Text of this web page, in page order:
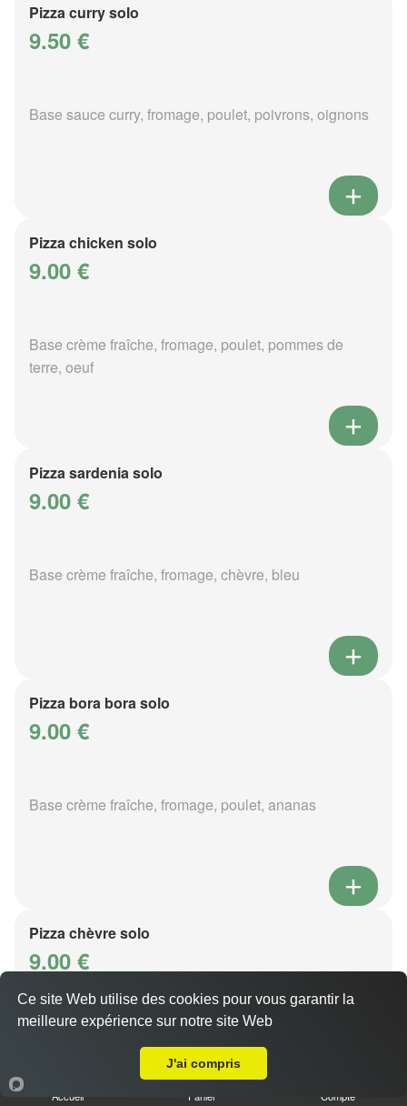
Pizza curry solo
9.50 €
Base sauce curry, fromage, poulet, poivrons, oignons
Pizza chicken solo
9.00 €
Base crème fraîche, fromage, poulet, pommes de
terre, oeuf
Pizza sardenia solo
9.00 €
Base crème fraîche, fromage, chèvre, bleu
Pizza bora bora solo
9.00 €
Base crème fraîche, fromage, poulet, ananas
Pizza chèvre solo
9.00 €
Base crème fraîche, fromage, chèvre, oeuf
Accueil Panier Compte
Ce site Web utilise des cookies pour vous garantir la
meilleure expérience sur notre site Web
J'ai compris